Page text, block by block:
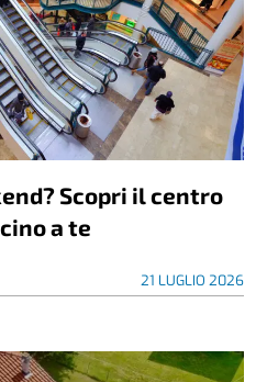
Scopri il centro
a te
21 LUGLIO 2026